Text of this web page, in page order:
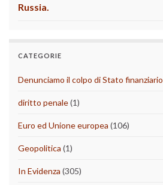
Russia.
CATEGORIE
Denunciamo il colpo di Stato finanziario
diritto penale(1)
Euro ed Unione europea (106)
Geopolitica (1)
In Evidenza (305)